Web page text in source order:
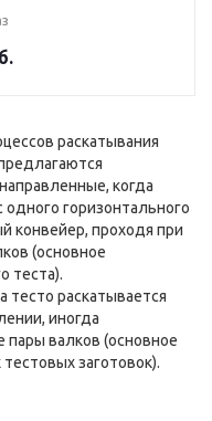
раскатывания
когда
горизонтального
конвейер, проходя при
(основное
теста).
тесто раскатывается
иногда
пары валков (основное
заготовок).